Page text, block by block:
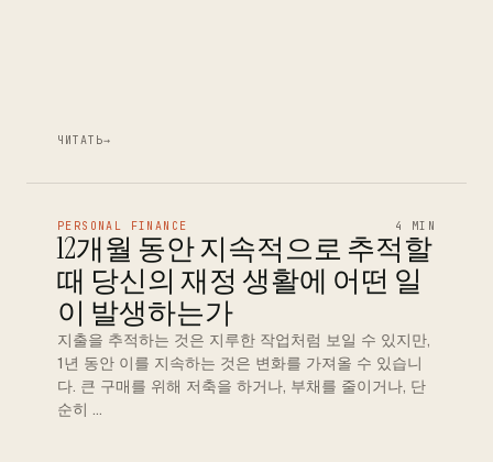
ЧИТАТЬ→
PERSONAL FINANCE 4 MIN
12개월 동안 지속적으로 추적할
때 당신의 재정 생활에 어떤 일
이 발생하는가
지출을 추적하는 것은 지루한 작업처럼 보일 수 있지만,
1년 동안 이를 지속하는 것은 변화를 가져올 수 있습니
다. 큰 구매를 위해 저축을 하거나, 부채를 줄이거나, 단
순히 …